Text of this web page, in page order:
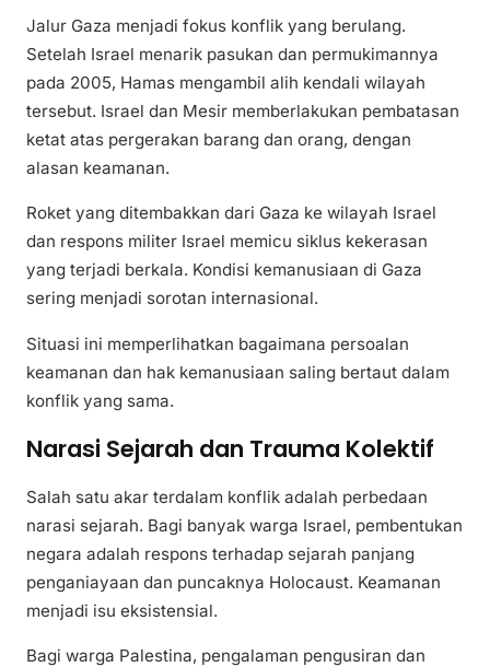
Jalur Gaza menjadi fokus konflik yang berulang.
Setelah Israel menarik pasukan dan permukimannya
pada 2005, Hamas mengambil alih kendali wilayah
tersebut. Israel dan Mesir memberlakukan pembatasan
ketat atas pergerakan barang dan orang, dengan
alasan keamanan.
Roket yang ditembakkan dari Gaza ke wilayah Israel
dan respons militer Israel memicu siklus kekerasan
yang terjadi berkala. Kondisi kemanusiaan di Gaza
sering menjadi sorotan internasional.
Situasi ini memperlihatkan bagaimana persoalan
keamanan dan hak kemanusiaan saling bertaut dalam
konflik yang sama.
Narasi Sejarah dan Trauma Kolektif
Salah satu akar terdalam konflik adalah perbedaan
narasi sejarah. Bagi banyak warga Israel, pembentukan
negara adalah respons terhadap sejarah panjang
penganiayaan dan puncaknya Holocaust. Keamanan
menjadi isu eksistensial.
Bagi warga Palestina, pengalaman pengusiran dan